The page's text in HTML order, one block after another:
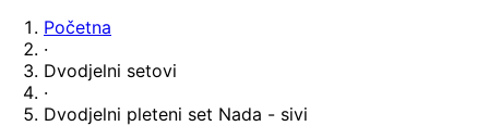
Početna
·
Dvodjelni setovi
·
Dvodjelni pleteni set Nada - sivi